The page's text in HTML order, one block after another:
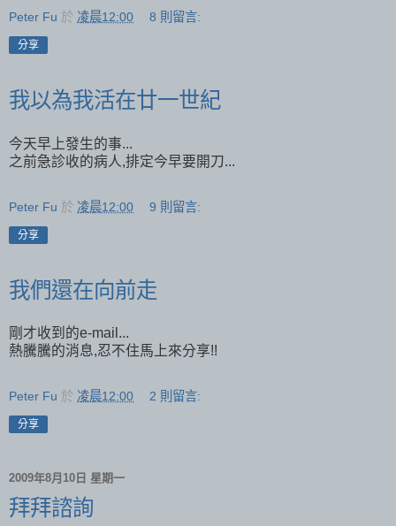
Peter Fu 於 凌晨12:00 8 則留言:
分享
我以為我活在廿一世紀
今天早上發生的事...
之前急診收的病人,排定今早要開刀...
Peter Fu 於 凌晨12:00 9 則留言:
分享
我們還在向前走
剛才收到的e-mail...
熱騰騰的消息,忍不住馬上來分享!!
Peter Fu 於 凌晨12:00 2 則留言:
分享
2009年8月10日 星期一
拜拜諮詢